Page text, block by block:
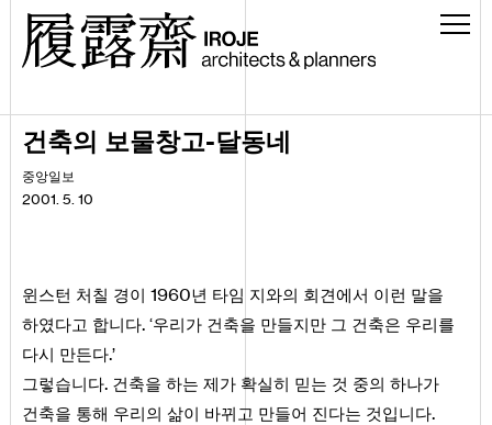
건축의 보물창고-달동네
중앙일보
2001. 5. 10
윈스턴 처칠 경이 1960년 타임 지와의 회견에서 이런 말을
하였다고 합니다. ‘우리가 건축을 만들지만 그 건축은 우리를
다시 만든다.’
그렇습니다. 건축을 하는 제가 확실히 믿는 것 중의 하나가
건축을 통해 우리의 삶이 바뀌고 만들어 진다는 것입니다.